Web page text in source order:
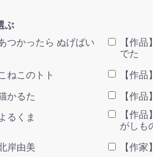
ぶ
つかったら ぬげばい
【作
でた
ねこのトト
【作
かるた
【作
るくま
【作
がしも
岸由美 【作